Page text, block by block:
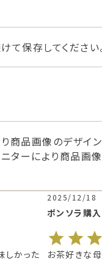
て保存してください
商品画像のデザイ
ニターにより商品
ントで購入。
ヤギコ
2025/
フィナ